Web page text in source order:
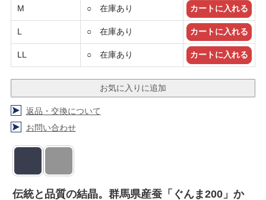
M ○ 在庫あり
L ○ 在庫あり
LL ○ 在庫あり
返品・交換について
お問い合わせ
伝統と品質の結晶。群馬県産蚕「ぐんま200」か